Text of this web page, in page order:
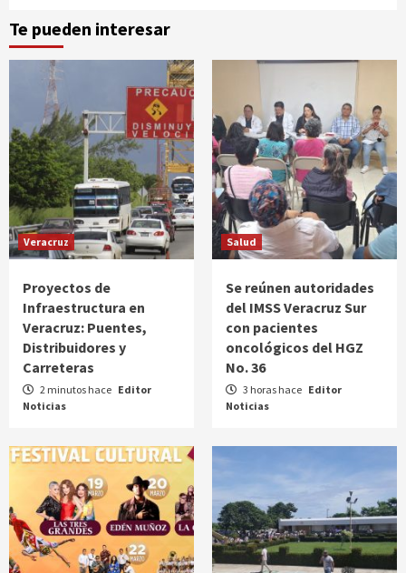
Te pueden interesar
Veracruz
Proyectos de
Infraestructura en
Veracruz: Puentes,
Distribuidores y
Carreteras
2 minutos hace Editor
Noticias
Salud
Se reúnen autoridades
del IMSS Veracruz Sur
con pacientes
oncológicos del HGZ
No. 36
3 horas hace Editor
Noticias